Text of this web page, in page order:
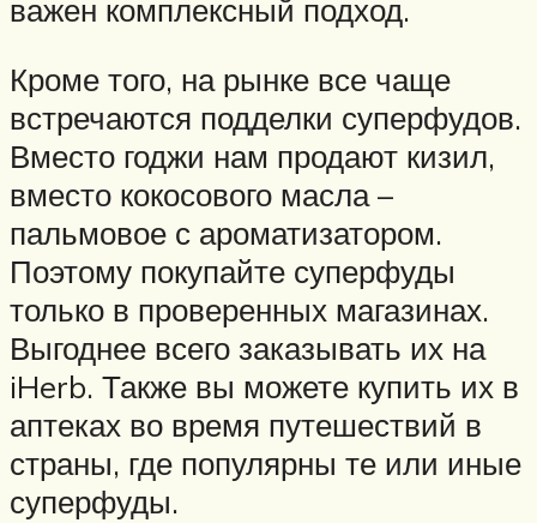
важен комплексный подход.
Кроме того, на рынке все чаще
встречаются подделки суперфудов.
Вместо годжи нам продают кизил,
вместо кокосового масла –
пальмовое с ароматизатором.
Поэтому покупайте суперфуды
только в проверенных магазинах.
Выгоднее всего заказывать их на
iHerb. Также вы можете купить их в
аптеках во время путешествий в
страны, где популярны те или иные
суперфуды.